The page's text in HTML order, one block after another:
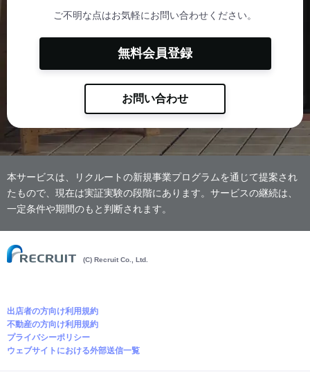
ご不明な点はお気軽にお問い合わせください。
無料会員登録
お問い合わせ
本サービスは、リクルートの新規事業プログラムを通じて提案され
たもので、現在は実証実験の段階にあります。サービスの継続は、
一定条件や期間のもと判断されます。
(C) Recruit Co., Ltd.
出店者の方向け利用規約
不動産の方向け利用規約
プライバシーポリシー
ウェブサイトにおける外部送信一覧